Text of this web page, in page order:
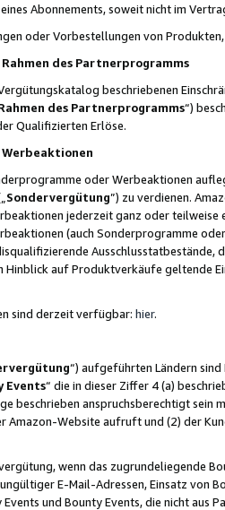
Abonnements, soweit nicht im
oder Vorbestellungen von
des Partnerprogramms
beschriebenen
des Partnerprogramms“)
Qualifizierten Erlöse.
oder Werbeaktionen
Sondervergütung”) zu verdienen.
jederzeit ganz oder
(auch Sonderprogramme
Ausschlusstatbestände,
auf Produktverkäufe geltende
sind derzeit verfügbar: hier.
“) aufgeführten Ländern
Events“ die in dieser Ziffer 4 (a)
beschrieben anspruchsberechtigt sein
Amazon-Website aufruft und (2) der
wenn das zugrundeliegende
E-Mail-Adressen, Einsatz von
und Bounty Events, die nicht